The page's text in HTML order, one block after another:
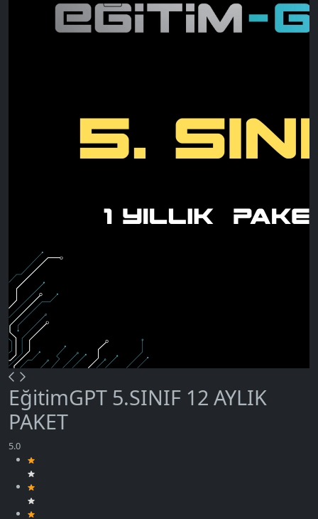
EğitimGPT 5.SINIF 12 AYLIK
PAKET